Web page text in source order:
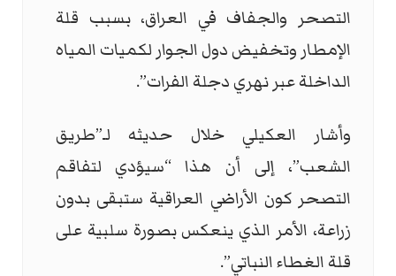
التصحر والجفاف في العراق، بسبب قلة
الإمطار وتخفيض دول الجوار لكميات المياه
الداخلة عبر نهري دجلة الفرات”.
وأشار العكيلي خلال حديثه لـ”طريق
الشعب”، إلى أن هذا “سيؤدي لتفاقم
التصحر كون الأراضي العراقية ستبقى بدون
زراعة، الأمر الذي ينعكس بصورة سلبية على
قلة الغطاء النباتي”.